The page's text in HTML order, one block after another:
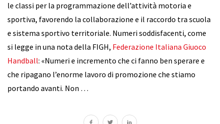
le classi per la programmazione dell’attività motoria e
sportiva, favorendo la collaborazione e il raccordo tra scuola
e sistema sportivo territoriale. Numeri soddisfacenti, come
si legge in una nota della FIGH, Federazione Italiana Giuoco
Handball: «Numeri e incremento che ci fanno ben sperare e
che ripagano l’enorme lavoro di promozione che stiamo
portando avanti. Non …